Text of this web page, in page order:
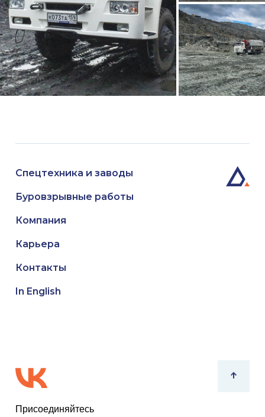
Спецтехника и заводы
Буровзрывные работы
Компания
Карьера
Контакты
In English
Присоединяйтесь